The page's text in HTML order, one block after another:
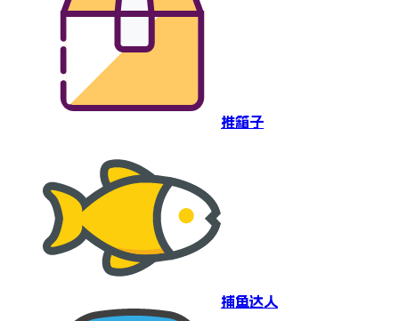
推箱子
捕鱼达人